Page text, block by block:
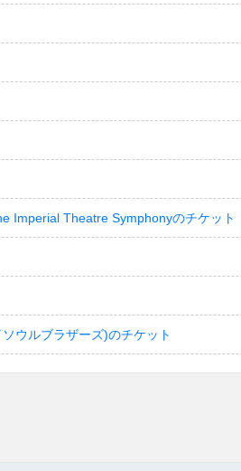
Imperial Theatre Symphonyのチケット
ウルブラザーズ)のチケット